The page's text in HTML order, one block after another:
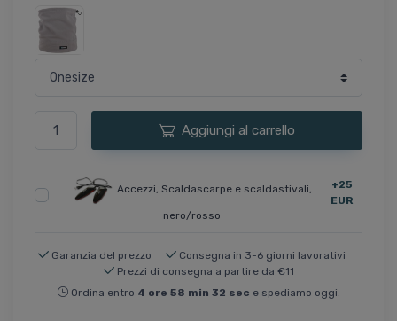
Aggiungi al carrello
Accezzi, Scaldascarpe e scaldastivali,
nero/rosso
+25
EUR
Garanzia del prezzo
Consegna in 3-6 giorni lavorativi
Prezzi di consegna a partire da €11
Ordina entro 4 ore58 min31sece spediamo oggi.